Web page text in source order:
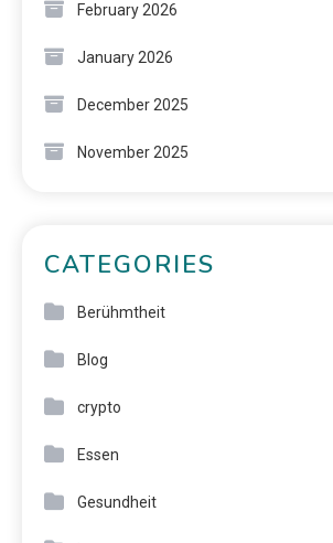
February 2026
January 2026
December 2025
November 2025
CATEGORIES
Berühmtheit
Blog
crypto
Essen
Gesundheit